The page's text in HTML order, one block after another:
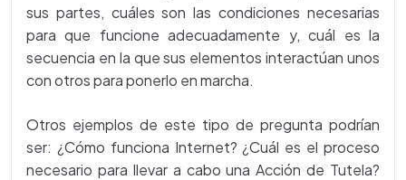
sus partes, cuáles son las condiciones necesarias
para que funcione adecuadamente y, cuál es la
secuencia en la que sus elementos interactúan unos
con otros para ponerlo en marcha.
Otros ejemplos de este tipo de pregunta podrían
ser: ¿Cómo funciona Internet? ¿Cuál es el proceso
necesario para llevar a cabo una Acción de Tutela?